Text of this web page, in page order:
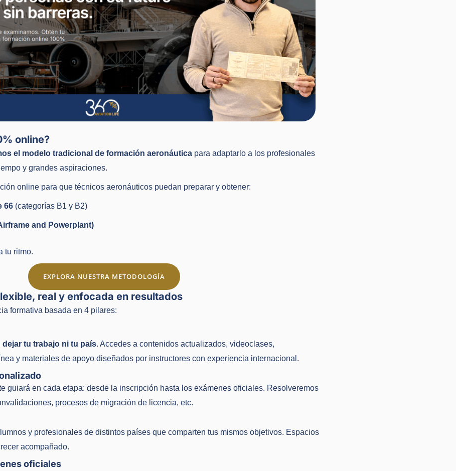
online?
el modelo tradicional de formación aeronáutica para adaptarlo a los profesionales
y grandes aspiraciones.
online para que técnicos aeronáuticos puedan preparar y obtener:
66 (categorías B1 y B2)
and Powerplant)
tu ritmo.
EXPLORA NUESTRA METODOLOGÍA
real y enfocada en resultados
formativa basada en 4 pilares:
dejar tu trabajo ni tu país. Accedes a contenidos actualizados, videoclases,
y materiales de apoyo diseñados por instructores con experiencia internacional.
guiará en cada etapa: desde la inscripción hasta los exámenes oficiales. Resolveremos
procesos de migración de licencia, etc.
y profesionales de distintos países que comparten tus mismos objetivos. Espacios
acompañado.
oficiales